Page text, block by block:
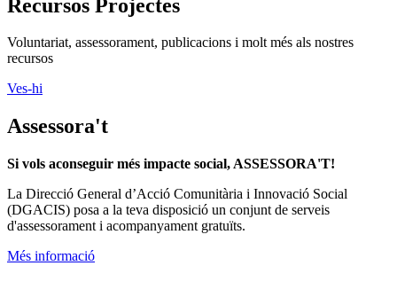
Recursos Projectes
Voluntariat, assessorament, publicacions i molt més als nostres
recursos
Ves-hi
Assessora't
Si vols aconseguir més impacte social, ASSESSORA'T!
La Direcció General d’Acció Comunitària i Innovació Social
(DGACIS) posa a la teva disposició un conjunt de serveis
d'assessorament i acompanyament gratuïts.
Més informació